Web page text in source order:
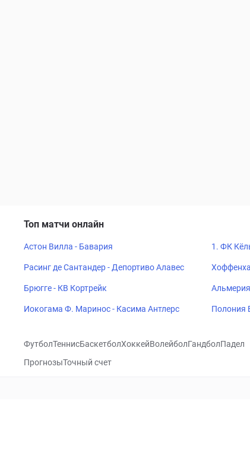
Топ матчи онлайн
Астон Вилла - Бавария 1. ФК
Расинг де Сантандер - Депортиво Алавес
Брюгге - КВ Кортрейк
Иокогама Ф. Маринос - Касима Антлерс Полония
ФутболТеннисБаскетболХоккейВолейболГандболПадел
ПрогнозыТочный счет